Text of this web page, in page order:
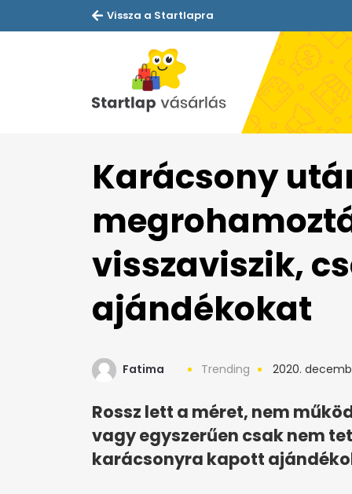
Vissza a Startlapra
Karácsony
visszaviszik,
ajándékokat
Fatima Trending 2020.
Rossz lett a méret, nem
vagy egyszerűen csak nem
karácsonyra kapott